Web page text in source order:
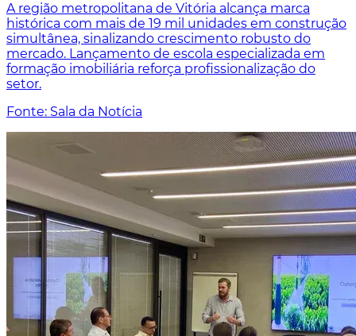
A região metropolitana de Vitória alcança marca
histórica com mais de 19 mil unidades em construção
simultânea, sinalizando crescimento robusto do
mercado. Lançamento de escola especializada em
formação imobiliária reforça profissionalização do
setor.
Fonte: Sala da Notícia